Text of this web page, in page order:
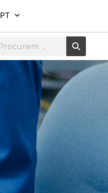
PT